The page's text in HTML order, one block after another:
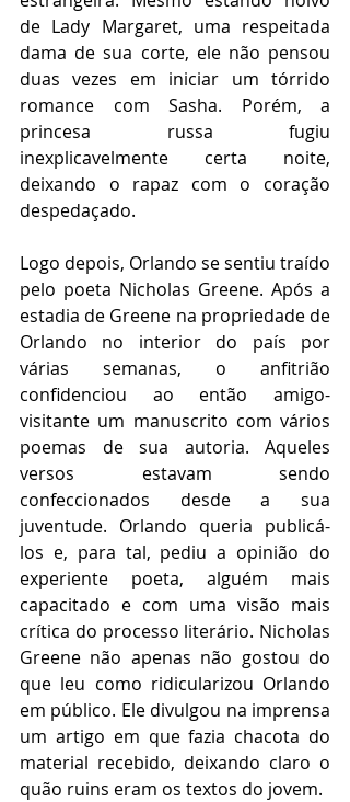
de Lady Margaret, uma respeitada
dama de sua corte, ele não pensou
duas vezes em iniciar um tórrido
romance com Sasha. Porém, a
princesa russa fugiu
inexplicavelmente certa noite,
deixando o rapaz com o coração
despedaçado.
Logo depois, Orlando se sentiu traído
pelo poeta Nicholas Greene. Após a
estadia de Greene na propriedade de
Orlando no interior do país por
várias semanas, o anfitrião
confidenciou ao então amigo-
visitante um manuscrito com vários
poemas de sua autoria. Aqueles
versos estavam sendo
confeccionados desde a sua
juventude. Orlando queria publicá-
los e, para tal, pediu a opinião do
experiente poeta, alguém mais
capacitado e com uma visão mais
crítica do processo literário. Nicholas
Greene não apenas não gostou do
que leu como ridicularizou Orlando
em público. Ele divulgou na imprensa
um artigo em que fazia chacota do
material recebido, deixando claro o
quão ruins eram os textos do jovem.